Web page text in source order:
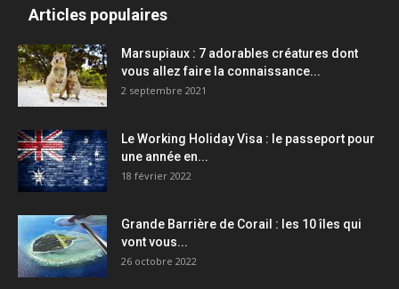
Articles populaires
Marsupiaux : 7 adorables créatures dont
vous allez faire la connaissance...
2 septembre 2021
Le Working Holiday Visa : le passeport pour
une année en...
18 février 2022
Grande Barrière de Corail : les 10 îles qui
vont vous...
26 octobre 2022